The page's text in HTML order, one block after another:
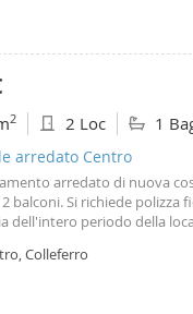
2 2 Loc 1
arredato Centro
arredato di nuova
balconi. Si richiede
dell'intero periodo della
Colleferro